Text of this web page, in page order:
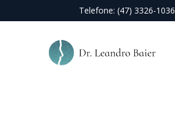
Telefone: (47) 3326-1036